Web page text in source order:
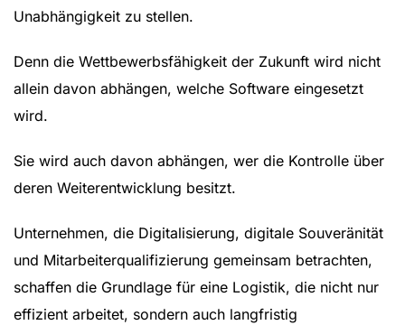
Unabhängigkeit zu stellen.
Denn die Wettbewerbsfähigkeit der Zukunft wird nicht
allein davon abhängen, welche Software eingesetzt
wird.
Sie wird auch davon abhängen, wer die Kontrolle über
deren Weiterentwicklung besitzt.
Unternehmen, die Digitalisierung, digitale Souveränität
und Mitarbeiterqualifizierung gemeinsam betrachten,
schaffen die Grundlage für eine Logistik, die nicht nur
effizient arbeitet, sondern auch langfristig